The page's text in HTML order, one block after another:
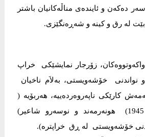
ده‌كه‌ن و ئاینده‌ی‌ مناڵه‌كانیان باشتر
له‌ رق و كینه‌ و شه‌ڕه‌نگێزی‌.
زۆرجار نمایشێكی‌ خراپ
نواندنی‌ خۆشه‌ویستی‌، به‌لاَم ناخیان
كارێكی‌ ناپه‌روه‌رده‌ییه‌، هه‌ربۆیه‌ (
پۆل ڤالێری‌ 1871- 1945) هونه‌رمه‌ند و نوسه‌رو شاعیر)
خۆشه‌ویستی‌ له‌ ڕق خراپتره‌).